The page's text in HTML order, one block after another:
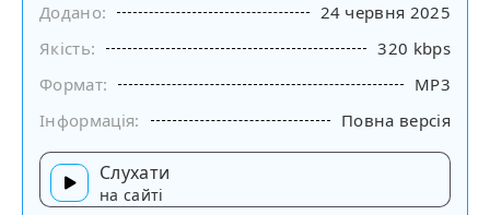
Додано:
24 червня 2025
Якість:
320 kbps
Формат:
MP3
Інформація:
Повна версія
Слухати
на сайті